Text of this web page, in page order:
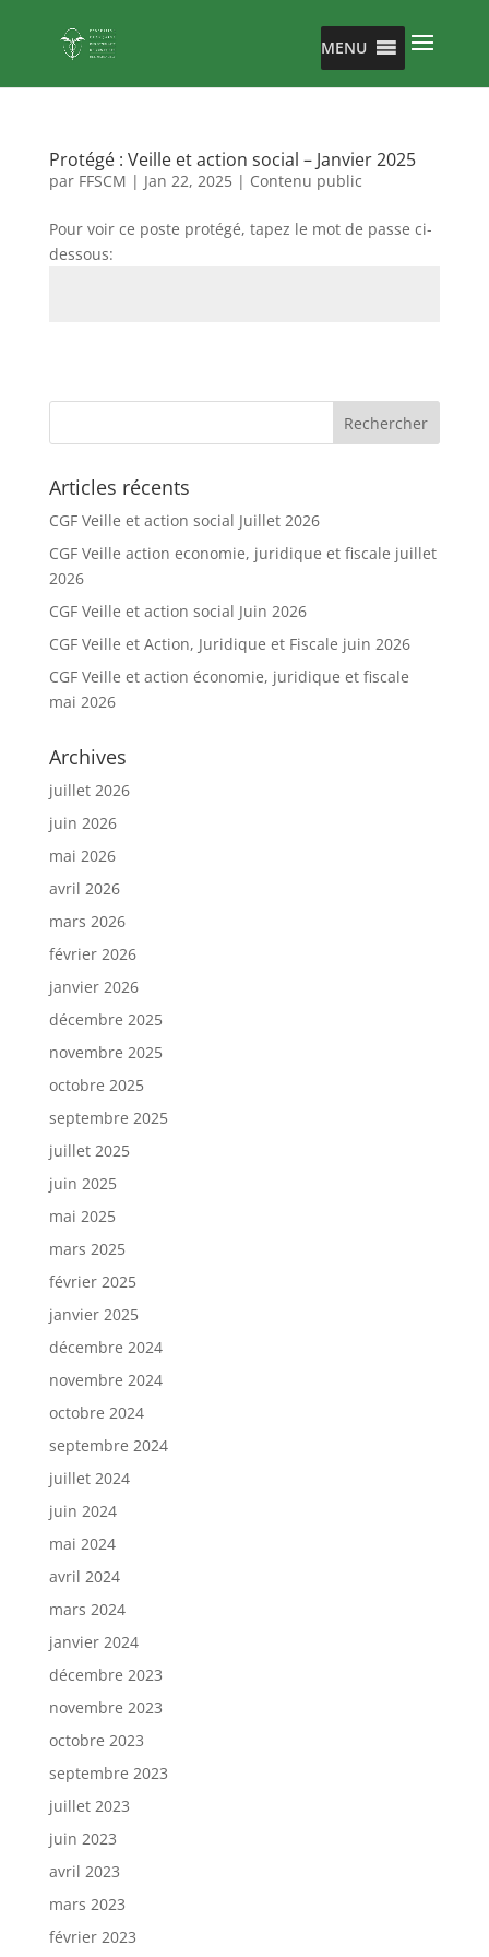
MENU
Protégé : Veille et action social – Janvier 2025
par FFSCM | Jan 22, 2025| Contenu public
Pour voir ce poste protégé, tapez le mot de passe ci-
dessous:
Articles récents
CGF Veille et action social Juillet 2026
CGF Veille action economie, juridique et fiscale juillet
2026
CGF Veille et action social Juin 2026
CGF Veille et Action, Juridique et Fiscale juin 2026
CGF Veille et action économie, juridique et fiscale
mai 2026
Archives
juillet 2026
juin 2026
mai 2026
avril 2026
mars 2026
février 2026
janvier 2026
décembre 2025
novembre 2025
octobre 2025
septembre 2025
juillet 2025
juin 2025
mai 2025
mars 2025
février 2025
janvier 2025
décembre 2024
novembre 2024
octobre 2024
septembre 2024
juillet 2024
juin 2024
mai 2024
avril 2024
mars 2024
janvier 2024
décembre 2023
novembre 2023
octobre 2023
septembre 2023
juillet 2023
juin 2023
avril 2023
mars 2023
février 2023